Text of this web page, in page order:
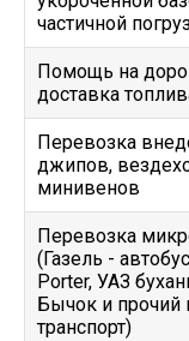
частичной
Помощь на
доставка
Перевозка
джипов,
минивенов
Перевозка
(Газель -
Porter, УАЗ
Бычок и прочий
транспорт)